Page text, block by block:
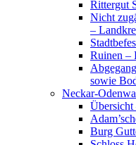
Rittergut
Nicht
–
Ruinen –
sowie
Neckar-
Burg